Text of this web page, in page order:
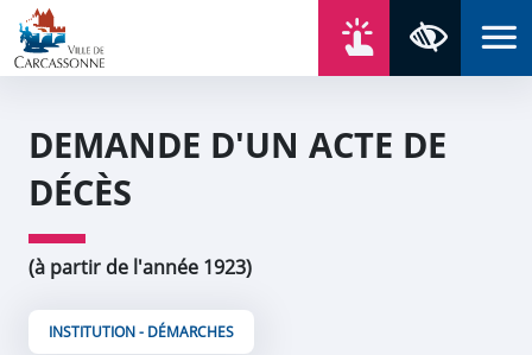
Aller au contenu
Aller au menu
Aller au plan du site
Aller à la recherche
DEMANDE D'UN ACTE DE
DÉCÈS
(à partir de l'année 1923)
INSTITUTION - DÉMARCHES
Panneau de gestion des cookies